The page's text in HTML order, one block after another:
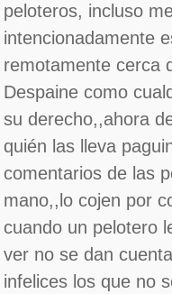
peloteros, incluso
intencionadamente
remotamente cerca
Despaine como
su derecho,,ahora
quién las lleva
comentarios de las
mano,,lo cojen por
cuando un pelotero
ver no se dan
infelices los que no